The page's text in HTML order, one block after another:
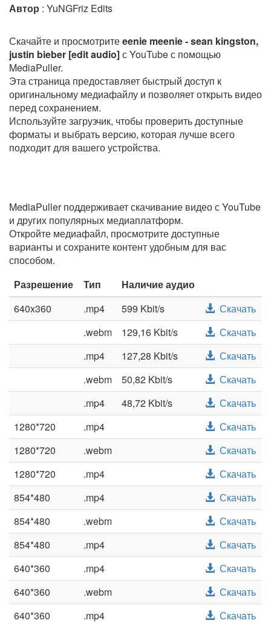
Автор : YuNGFriz Edits
Скачайте и просмотритеeenie meenie - sean kingston,
justin bieber [edit audio]с YouTube с помощью
MediaPuller.
Эта страница предоставляет быстрый доступ к
оригинальному медиафайлу и позволяет открыть видео
перед сохранением.
Используйте загрузчик, чтобы проверить доступные
форматы и выбрать версию, которая лучше всего
подходит для вашего устройства.
MediaPuller поддерживает скачивание видео с YouTube
и других популярных медиаплатформ.
Откройте медиафайл, просмотрите доступные
варианты и сохраните контент удобным для вас
способом.
Разрешение
Тип
Наличие аудио
640x360
.mp4 599 Kbit/s
Скачать
.webm
129,16 Kbit/s
Скачать
.mp4
127,28 Kbit/s
Скачать
.webm
50,82 Kbit/s
Скачать
.mp4
48,72 Kbit/s
Скачать
1280*720
.mp4
Скачать
1280*720
.webm
Скачать
1280*720
.mp4
Скачать
854*480
.mp4
Скачать
854*480
.webm
Скачать
854*480
.mp4
Скачать
640*360
.mp4
Скачать
640*360
.webm
Скачать
640*360
.mp4
Скачать